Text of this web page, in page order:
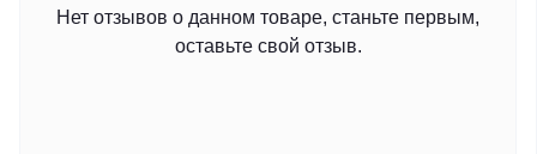
Нет отзывов о данном товаре, станьте первым,
оставьте свой отзыв.